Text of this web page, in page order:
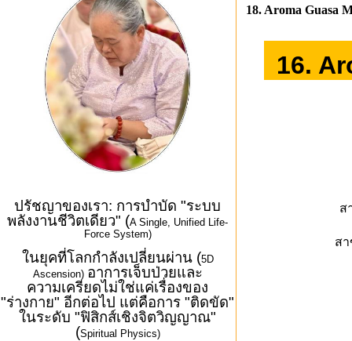
ปรัชญาของเรา: การบำบัด "ระบบ
พลังงานชีวิตเดียว" (A Single, Unified Life-
Force System)
ในยุคที่โลกกำลังเปลี่ยนผ่าน (5D
Ascension) อาการเจ็บป่วยและ
ความเครียดไม่ใช่แค่เรื่องของ
"ร่างกาย" อีกต่อไป แต่คือการ "ติดขัด"
ในระดับ "ฟิสิกส์เชิงจิตวิญญาณ"
(Spiritual Physics)
18. Aroma Guasa
16.
ส
ส